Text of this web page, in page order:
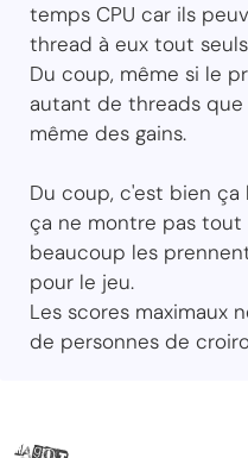
temps CPU car ils
thread à eux tout
Du coup, même si le
autant de threads
même des gains.
Du coup, c'est bien
ça ne montre pas
beaucoup les
pour le jeu.
Les scores maximaux
de personnes de